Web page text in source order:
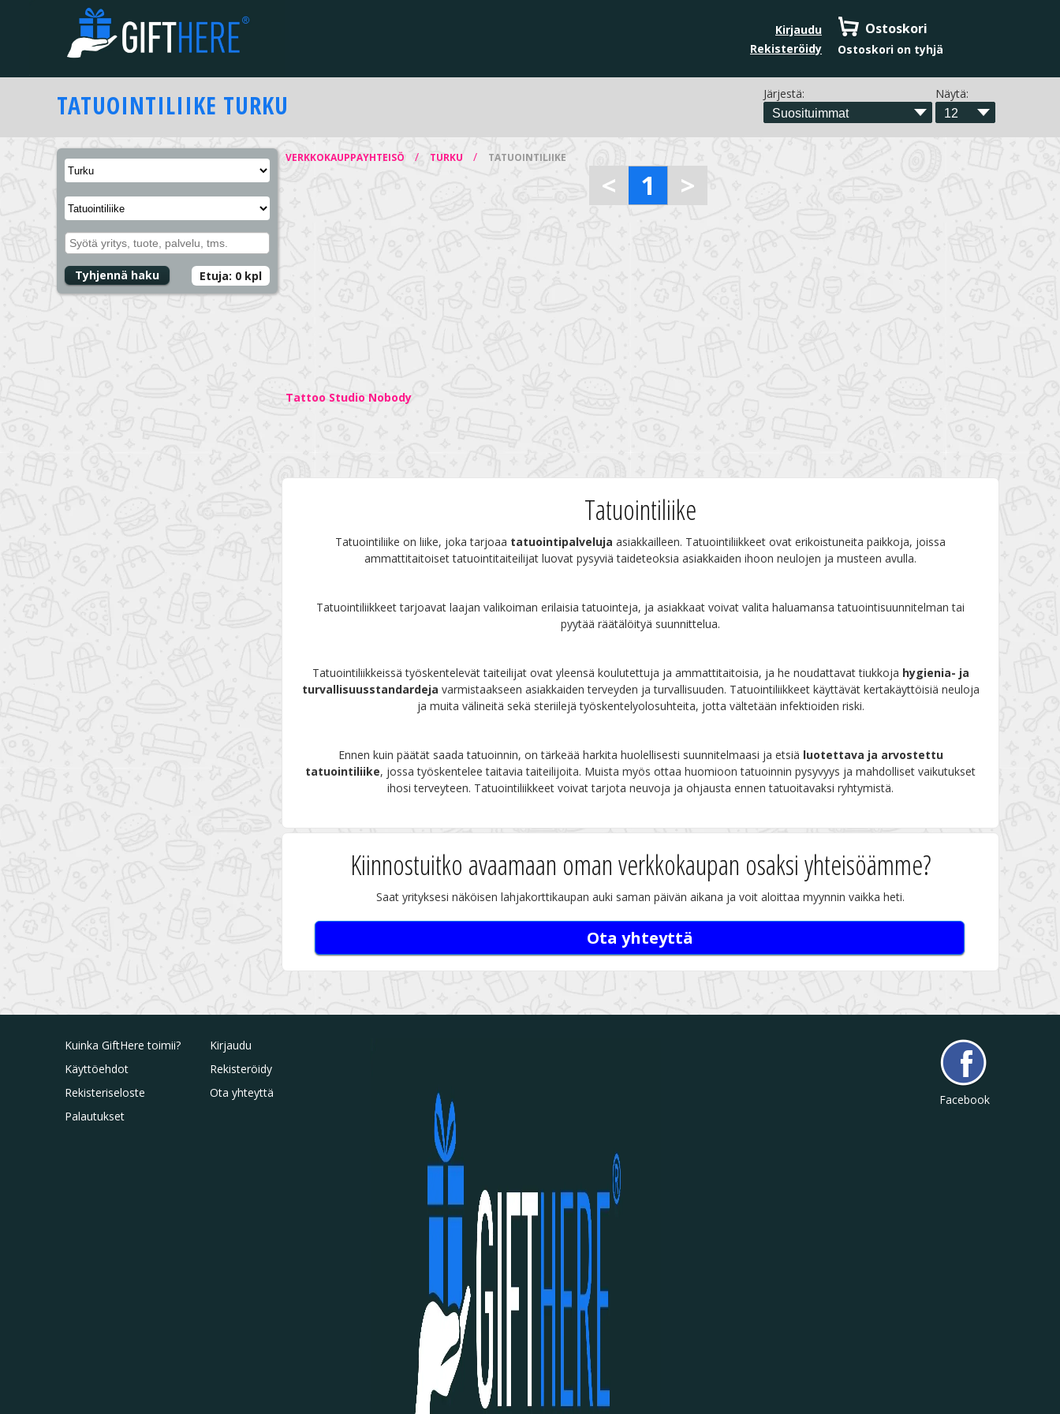
Ostoskori
Ostoskori on tyhjä
Kirjaudu
Rekisteröidy
TATUOINTILIIKE TURKU Järjestä: Näytä:
Tyhjennä haku Etuja: 0 kpl
VERKKOKAUPPAYHTEISÖ / TURKU / TATUOINTILIIKE
< 1 >
Tattoo Studio Nobody
Tatuointiliike
Tatuointiliike on liike, joka tarjoaa tatuointipalveluja asiakkailleen. Tatuointiliikkeet ovat erikoistuneita paikkoja, joissa
ammattitaitoiset tatuointitaiteilijat luovat pysyviä taideteoksia asiakkaiden ihoon neulojen ja musteen avulla.
Tatuointiliikkeet tarjoavat laajan valikoiman erilaisia tatuointeja, ja asiakkaat voivat valita haluamansa tatuointisuunnitelman tai
pyytää räätälöityä suunnittelua.
Tatuointiliikkeissä työskentelevät taiteilijat ovat yleensä koulutettuja ja ammattitaitoisia, ja he noudattavat tiukkoja hygienia- ja
turvallisuusstandardeja varmistaakseen asiakkaiden terveyden ja turvallisuuden. Tatuointiliikkeet käyttävät kertakäyttöisiä neuloja
ja muita välineitä sekä steriilejä työskentelyolosuhteita, jotta vältetään infektioiden riski.
Ennen kuin päätät saada tatuoinnin, on tärkeää harkita huolellisesti suunnitelmaasi ja etsiä luotettava ja arvostettu
tatuointiliike, jossa työskentelee taitavia taiteilijoita. Muista myös ottaa huomioon tatuoinnin pysyvyys ja mahdolliset vaikutukset
ihosi terveyteen. Tatuointiliikkeet voivat tarjota neuvoja ja ohjausta ennen tatuoitavaksi ryhtymistä.
Kiinnostuitko avaamaan oman verkkokaupan osaksi yhteisöämme?
Saat yrityksesi näköisen lahjakorttikaupan auki saman päivän aikana ja voit aloittaa myynnin vaikka heti.
Ota yhteyttä
Kuinka GiftHere toimii?
Käyttöehdot
Rekisteriseloste
Palautukset
Kirjaudu
Rekisteröidy
Ota yhteyttä
Facebook